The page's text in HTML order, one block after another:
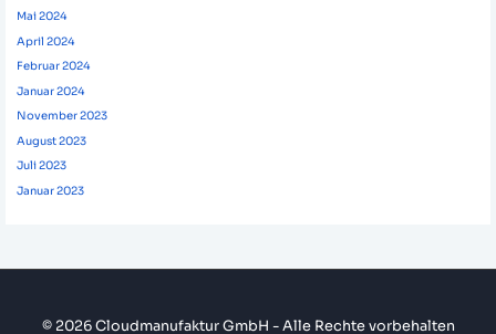
Mai 2024
April 2024
Februar 2024
Januar 2024
November 2023
August 2023
Juli 2023
Januar 2023
© 2026 Cloudmanufaktur GmbH - Alle Rechte vorbehalten